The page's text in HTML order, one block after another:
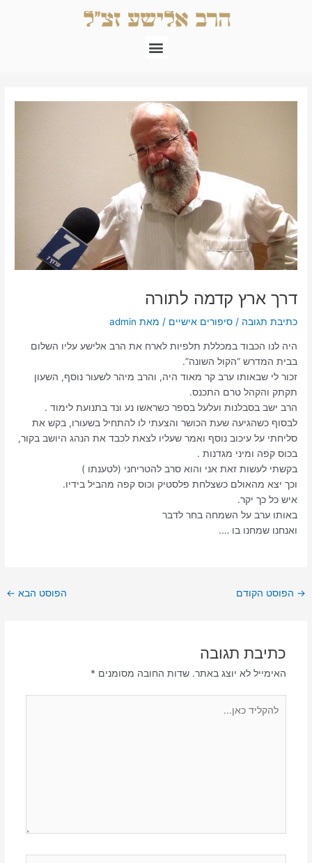
תפריט
דרך ארץ קדמה לתורה
כתיבת תגובה /סיפורים אישיים / מאת admin
היה לנו הכבוד במכללת תלפיות לארח את הרב אלישע עליו השלום
בבית המדרש “הקול השונה”.
זכור לי שבאותו ערב קר מאוד היה, והרב מיהר לשעור נוסף, השעון
תקתק והקהל טרם התכנס.
הרב ישב בסבלנות ועלעל בספר כשראשו נע ונד בתנועת לימוד .
לבסוף כשהגיעה שעת הכושר והצעתי לו להתחיל בשעורו, בקש את
סליחתי על עיכוב נוסף ואמר שעליו לצאת לכבד את הנהג היושב בקור,
בכוס קפה ומיני מגדנות .
בקשתי לעשות זאת אני והוא סרב להטריחני (לטענתו )
וכך יצא מהאולם כשצלחת פלסטיק וכוס קפה מהביל בידיו.
איש כל כך יקר.
באותו ערב על השמחה בחר לדבר
ואנחנו שמחנו בו ….
→ הפוסט הקודם הפוסט הבא ←
כתיבת תגובה
האימייל לא יוצג באתר. שדות החובה מסומנים *
כאן...